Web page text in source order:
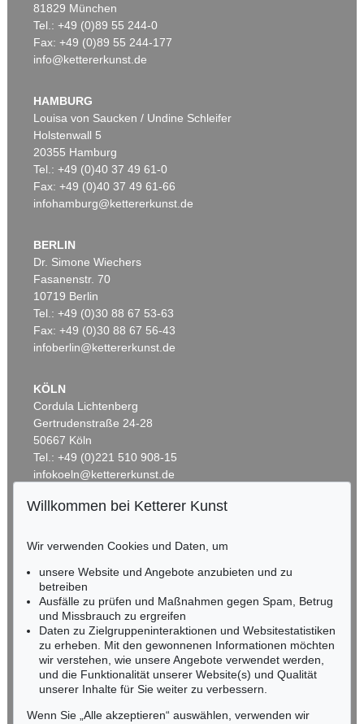
Auktion 540 - Lot 16
Ergebnis:€ 2.226.000
Auktion 409 - Lot 329
H. PECHSTEIN
Schrei am Meer, 1919
Ergebnis:€ 1.500.000
Tänzer
Ergebnis:
Auktion 409 - Lot 324
Ergebnis:€ 1.140.000
Auktion 424 - Lot 221
Ergebnis:€ 817.000
81829 München
Tel.: +49 (0)89 55 244-0
Fax: +49 (0)89 55 244-177
info@kettererkunst.de
HAMBURG
Louisa von Saucken / Undine Schleifer
Holstenwall 5
20355 Hamburg
Tel.: +49 (0)40 37 49 61-0
Fax: +49 (0)40 37 49 61-66
infohamburg@kettererkunst.de
BERLIN
Dr. Simone Wiechers
Fasanenstr. 70
10719 Berlin
Tel.: +49 (0)30 88 67 53-63
Fax: +49 (0)30 88 67 56-43
infoberlin@kettererkunst.de
KÖLN
Cordula Lichtenberg
Gertrudenstraße 24-28
50667 Köln
Tel.: +49 (0)221 510 908-15
infokoeln@kettererkunst.de
RHEINLAND-PFALZ
Miriam Heß
Tel.: +49 (0)62 21 58 80-038
Fax: +49 (0)62 21 58 80-595
infoheidelberg@kettererkunst.de
NORDDEUTSCHLAND
Nico Kassel, M.A.
Tel.: +49 (0)89 55244-164
Mobil: +49 (0)171 8618661
Willkommen bei Ketterer Kunst
Wir verwenden Cookies und Daten, um
unsere Website und Angebote anzubieten und zu
betreiben
Ausfälle zu prüfen und Maßnahmen gegen Spam, Betrug
und Missbrauch zu ergreifen
Daten zu Zielgruppeninteraktionen und Websitestatistiken
zu erheben. Mit den gewonnenen Informationen möchten
wir verstehen, wie unsere Angebote verwendet werden,
und die Funktionalität unserer Website(s) und Qualität
unserer Inhalte für Sie weiter zu verbessern.
Wenn Sie „Alle akzeptieren“ auswählen, verwenden wir